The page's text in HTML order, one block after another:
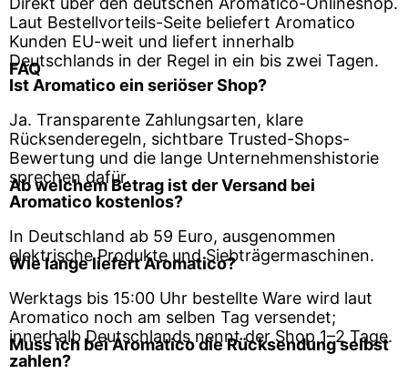
Laut Bestellvorteils-Seite beliefert Aromatico
Kunden EU-weit und liefert innerhalb
Deutschlands in der Regel in ein bis zwei Tagen.
FAQ
Ist Aromatico ein seriöser Shop?
Ja. Transparente Zahlungsarten, klare
Rücksenderegeln, sichtbare Trusted-Shops-
Bewertung und die lange Unternehmenshistorie
sprechen dafür.
Ab welchem Betrag ist der Versand bei
Aromatico kostenlos?
In Deutschland ab 59 Euro, ausgenommen
elektrische Produkte und Siebträgermaschinen.
Wie lange liefert Aromatico?
Werktags bis 15:00 Uhr bestellte Ware wird laut
Aromatico noch am selben Tag versendet;
innerhalb Deutschlands nennt der Shop 1–2 Tage.
Muss ich bei Aromatico die Rücksendung selbst
zahlen?